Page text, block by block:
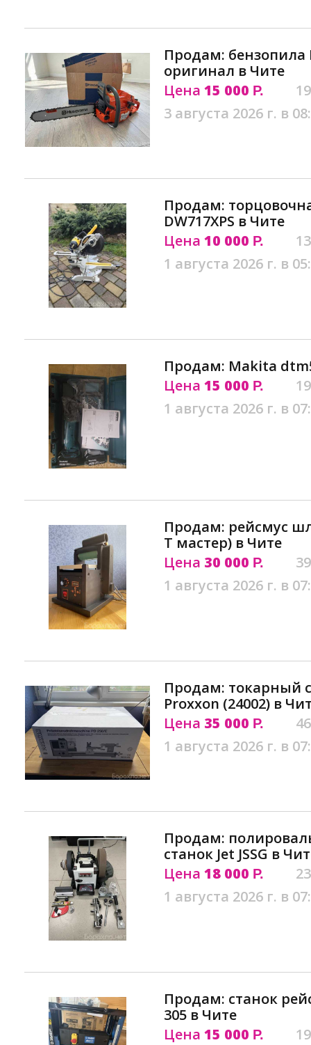
Продам: бензопила
оригинал в Чите
Цена 15 000 Р.
3 августа 2026 г. в
Продам:
DW717XPS в Чите
Цена 10 000 Р.
1 августа 2026 г. в
Продам: Makita
Цена 15 000 Р.
1 августа 2026 г. в
Продам: рейсмус
Т мастер) в Чите
Цена 30 000 Р.
1 августа 2026 г. в
Продам: токарный
Proxxon (24002) в
Цена 35 000 Р.
1 августа 2026 г. в
Продам:
станок Jet JSSG в
Цена 18 000 Р.
1 августа 2026 г. в
Продам: станок
305 в Чите
Цена 15 000 Р.